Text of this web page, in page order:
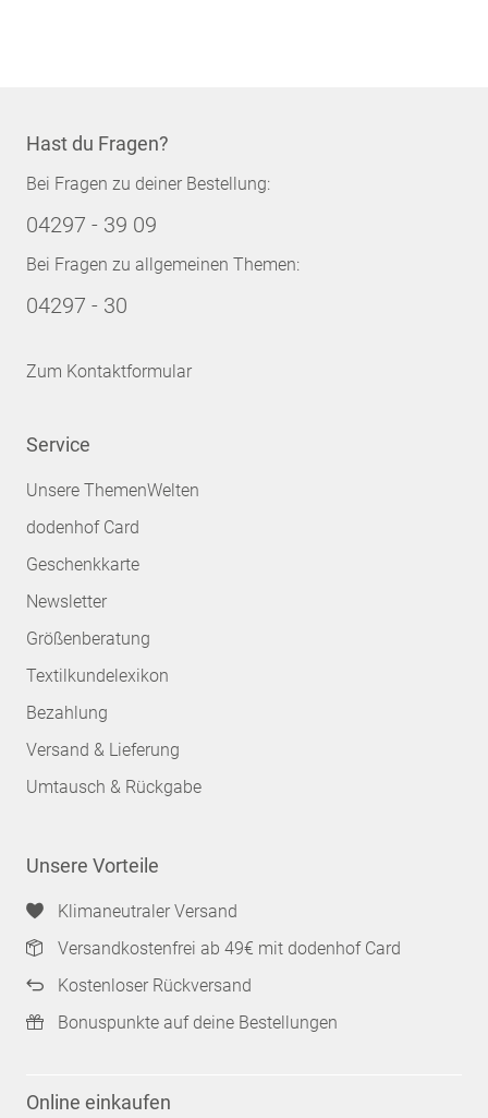
Hast du Fragen?
Bei Fragen zu deiner Bestellung:
04297 - 39 09
Bei Fragen zu allgemeinen Themen:
04297 - 30
Zum Kontaktformular
Service
Unsere ThemenWelten
dodenhof Card
Geschenkkarte
Newsletter
Größenberatung
Textilkundelexikon
Bezahlung
Versand & Lieferung
Umtausch & Rückgabe
Unsere Vorteile
Klimaneutraler Versand
Versandkostenfrei ab 49€ mit dodenhof Card
Kostenloser Rückversand
Bonuspunkte auf deine Bestellungen
Online einkaufen